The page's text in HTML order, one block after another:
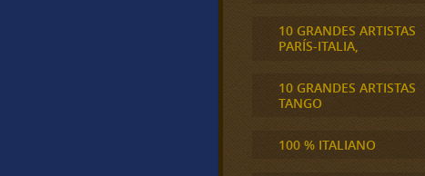
10 GRANDES ARTISTAS
PARÍS-ITALIA,
10 GRANDES ARTISTAS
TANGO
100 % ITALIANO